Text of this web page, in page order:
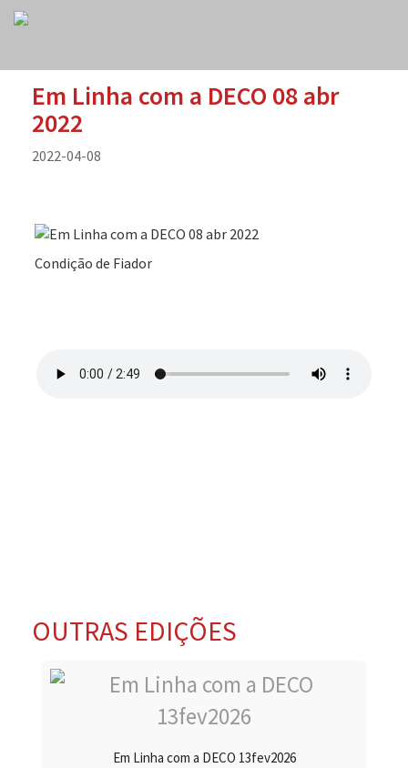
Em Linha com a DECO 08 abr
2022
2022-04-08
Condição de Fiador
OUTRAS EDIÇÕES
Em Linha com a DECO 13fev2026